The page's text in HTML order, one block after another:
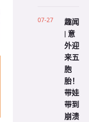
07-27
趣闻
| 意
外迎
来五
胞
胎！
带娃
带到
崩溃